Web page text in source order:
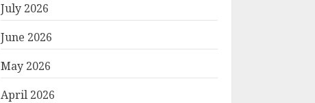
July 2026
June 2026
May 2026
April 2026